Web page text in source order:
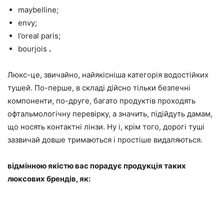
maybelline;
envy;
l’oreal paris;
bourjois .
Люкс-це, звичайно, найякісніша категорія водостійких
тушей. По-перше, в складі дійсно тільки безпечні
компоненти, по-друге, багато продуктів проходять
офтальмологічну перевірку, а значить, підійдуть дамам,
що носять контактні лінзи. Ну і, крім того, дорогі туші
зазвичай довше тримаються і простіше видаляються.
відмінною якістю вас порадує продукція таких
люксових брендів, як: